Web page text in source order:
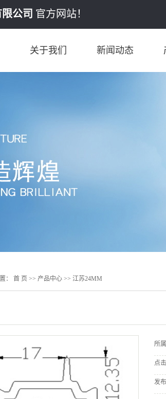
公司 官方网站！
关于我们 新闻动态
： 首 页 >> 产品中心 >> 江苏24MM
所
点
发